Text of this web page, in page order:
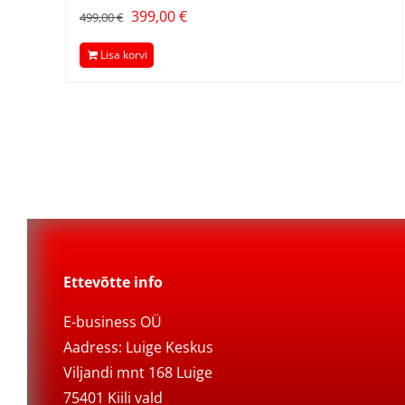
499,00€ Algne
hind
oli:
399,00€Current
Lisa korvi
Ettevõtte info
E-business OÜ
Aadress: Luige Keskus
Viljandi mnt 168 Luige
75401 Kiili vald